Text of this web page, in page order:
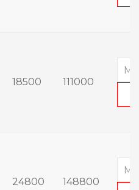
18500 111000
24800 148800